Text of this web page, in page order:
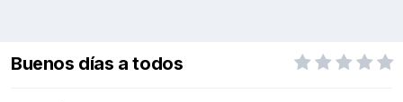
Buenos días a todos